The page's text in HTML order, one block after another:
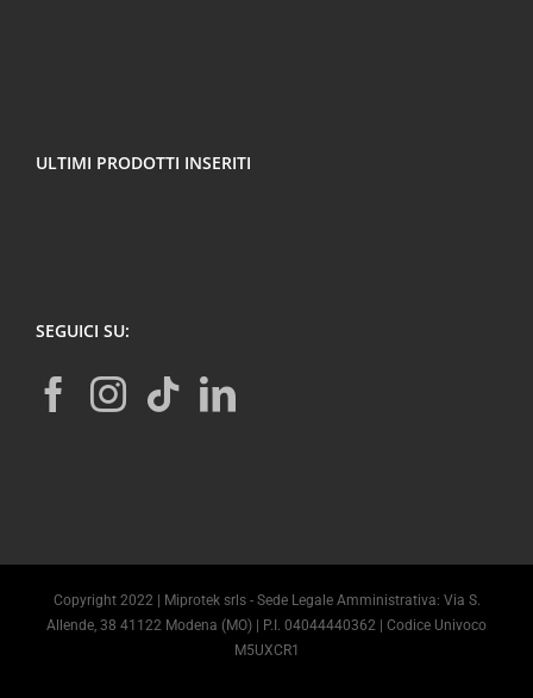
ULTIMI PRODOTTI INSERITI
SEGUICI SU:
Copyright 2022 | Miprotek srls - Sede Legale Amministrativa: Via S.
Allende, 38 41122 Modena (MO) | P.I. 04044440362 | Codice Univoco
M5UXCR1